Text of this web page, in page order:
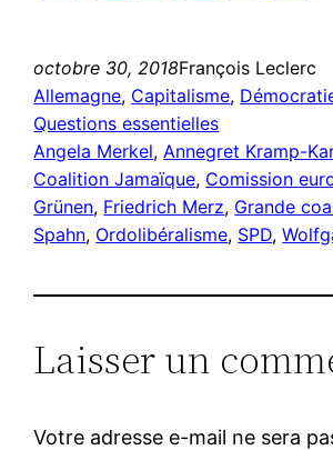
octobre 30, 2018François Leclerc
Allemagne, Capitalisme,
Questions essentielles
Angela Merkel, Annegret Kramp-
Coalition Jamaïque, Comission
Grünen, Friedrich Merz, Grande
Spahn, Ordolibéralisme, SPD,
Laisser un
Votre adresse e-mail ne sera